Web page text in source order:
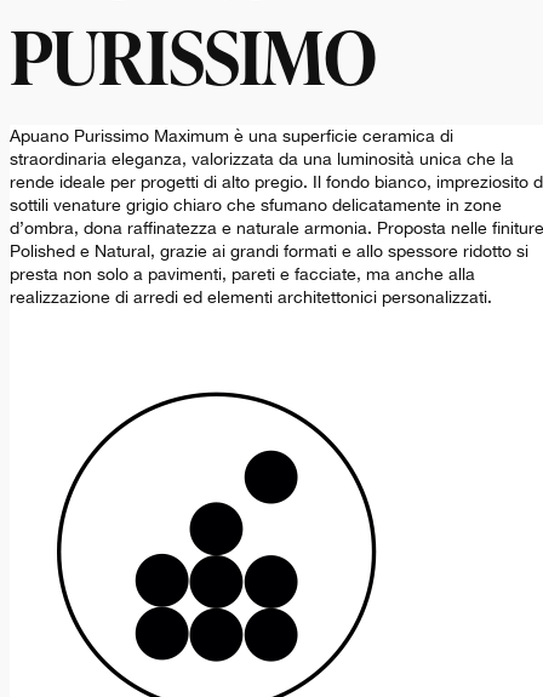
PURISSIMO
Apuano Purissimo Maximum è una superficie ceramica di
straordinaria eleganza, valorizzata da una luminosità unica che la
rende ideale per progetti di alto pregio. Il fondo bianco, impreziosito
sottili venature grigio chiaro che sfumano delicatamente in zone
d’ombra, dona raffinatezza e naturale armonia. Proposta nelle finiture
Polished e Natural, grazie ai grandi formati e allo spessore ridotto si
presta non solo a pavimenti, pareti e facciate, ma anche alla
realizzazione di arredi ed elementi architettonici personalizzati.